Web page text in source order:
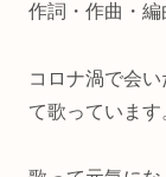
作詞・作曲・編
コロナ渦で会
て歌っています